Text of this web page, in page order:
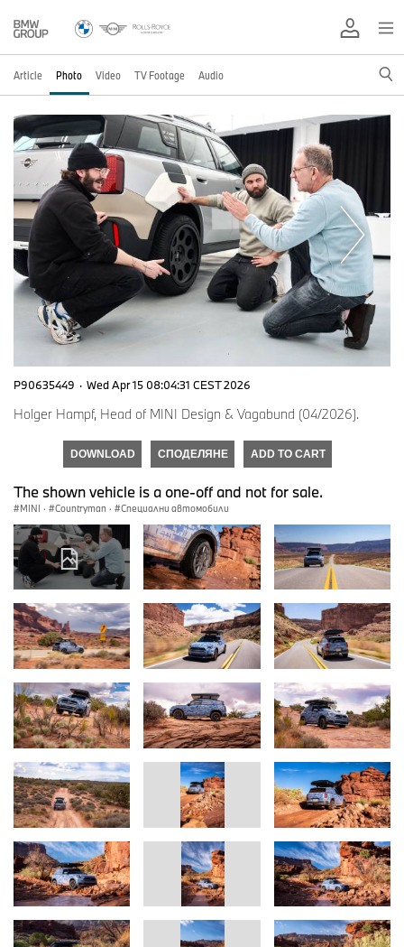
Article Photo Video TV Footage Audio
P90635449 · Wed Apr 15 08:04:31 CEST 2026
Holger Hampf, Head of MINI Design & Vagabund (04/2026).
DOWNLOAD СПОДЕЛЯНЕ ADD TO CART
The shown vehicle is a one-off and not for sale.
MINI · Countryman · Специални автомобили